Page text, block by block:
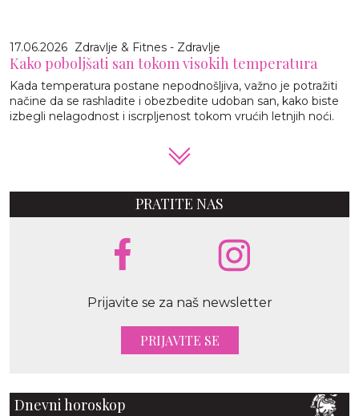
17.06.2026 Zdravlje & Fitnes - Zdravlje
Kako poboljšati san tokom visokih temperatura
Kada temperatura postane nepodnošljiva, važno je potražiti
načine da se rashladite i obezbedite udoban san, kako biste
izbegli nelagodnost i iscrpljenost tokom vrućih letnjih noći.
PRATITE NAS
Prijavite se za naš newsletter
PRIJAVITE SE
Dnevni horoskop